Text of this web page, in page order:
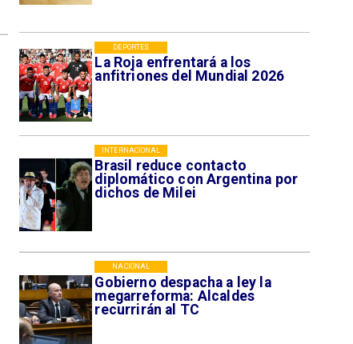
La Roja enfrentará a los
anfitriones del Mundial 2026
DEPORTES
Brasil reduce contacto
diplomático con Argentina por
dichos de Milei
INTERNACIONAL
Gobierno despacha a ley la
megarreforma: Alcaldes
recurrirán al TC
NACIONAL